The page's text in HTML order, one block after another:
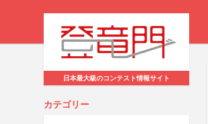
日本最大級のコンテスト情報サイト
カテゴリー